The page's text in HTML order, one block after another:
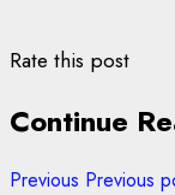
Rate this post
Continue
Previous Previous